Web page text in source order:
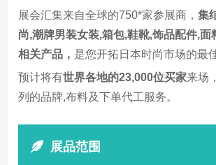
展会汇集来自全球的750*家参展商，集
尚,潮牌男装女装,箱包,鞋靴,饰品配件,面
相关产品， 是您开拓日本时尚市场的最
预计将有世界各地的23,000位买家来场
列的品牌,布料及下单代工服务。
展品范围